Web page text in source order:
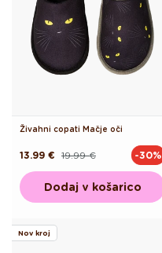
Živahni copati Mačje oči
Redna
19.99 €
Akcijska
13.99 € -30%
Dodaj v košarico
Nov kroj